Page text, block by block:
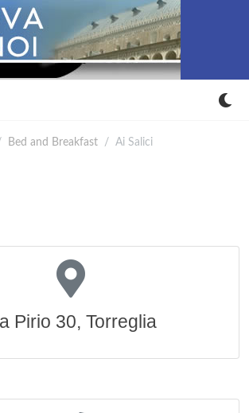
Bed and Breakfast Ai Salici
Pirio 30, Torreglia